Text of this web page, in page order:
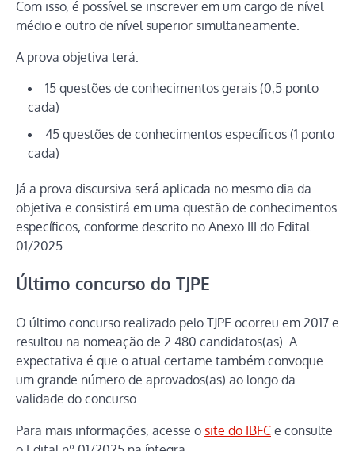
Com isso, é possível se inscrever em um cargo de nível
médio e outro de nível superior simultaneamente.
A prova objetiva terá:
15 questões de conhecimentos gerais (0,5 ponto
cada)
45 questões de conhecimentos específicos (1 ponto
cada)
Já a prova discursiva será aplicada no mesmo dia da
objetiva e consistirá em uma questão de conhecimentos
específicos, conforme descrito no Anexo III do Edital
01/2025.
Último concurso do TJPE
O último concurso realizado pelo TJPE ocorreu em 2017 e
resultou na nomeação de 2.480 candidatos(as). A
expectativa é que o atual certame também convoque
um grande número de aprovados(as) ao longo da
validade do concurso.
Para mais informações, acesse o site do IBFC e consulte